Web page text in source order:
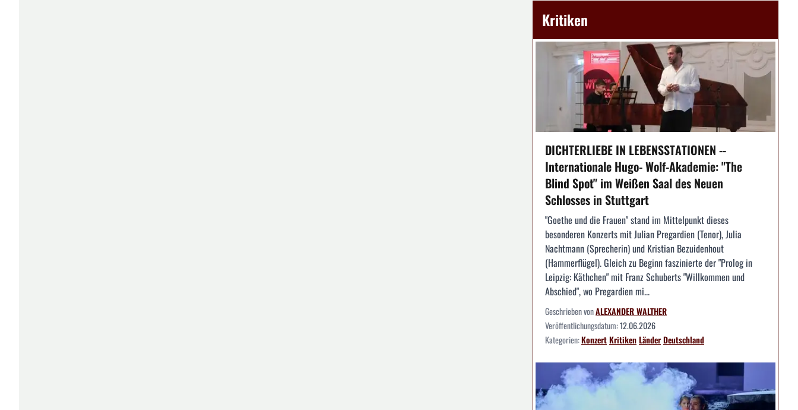
Kritiken
DICHTERLIEBE IN LEBENSSTATIONEN --
Internationale Hugo- Wolf-Akademie: "The
Blind Spot" im Weißen Saal des Neuen
Schlosses in Stuttgart
"Goethe und die Frauen" stand im Mittelpunkt dieses
besonderen Konzerts mit Julian Pregardien (Tenor), Julia
Nachtmann (Sprecherin) und Kristian Bezuidenhout
(Hammerflügel). Gleich zu Beginn faszinierte der "Prolog in
Leipzig: Käthchen" mit Franz Schuberts "Willkommen und
Abschied", wo Pregardien mi...
Geschrieben vonALEXANDER WALTHER
Veröffentlichungsdatum:12.06.2026
Kategorien:KonzertKritikenLänderDeutschland